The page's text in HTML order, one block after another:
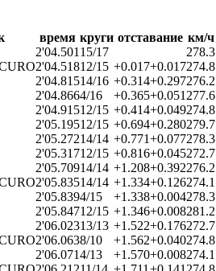
время круги отставание км/ч
2'04.501 15/17
278.3
2'04.51812/15 +0.017+0.017274.8
2'04.81514/16 +0.314+0.297276.2
2'04.8664/16 +0.365+0.051 277.6
2'04.91512/15 +0.414+0.049274.8
2'05.19512/15 +0.694+0.280279.7
2'05.27214/14 +0.771+0.077278.3
2'05.31712/15 +0.816+0.045272.7
2'05.70914/14 +1.208+0.392276.2
2'05.83514/14 +1.334+0.126274.1
2'05.8394/15 +1.338+0.004278.3
2'05.84712/15 +1.346+0.008281.2
2'06.02313/13 +1.522+0.176272.7
2'06.0638/10 +1.562+0.040274.8
2'06.0714/13 +1.570+0.008274.1